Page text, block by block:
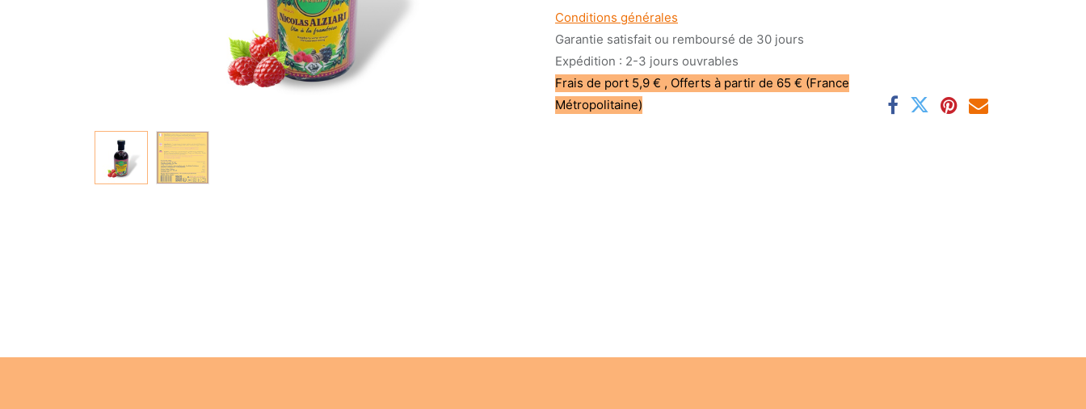
Conditions générales
Garantie satisfait ou remboursé de 30 jours
Expédition : 2-3 jours ouvrables
Frais de port 5,9 € , Offerts à partir de 65 € (France
Métropolitaine)